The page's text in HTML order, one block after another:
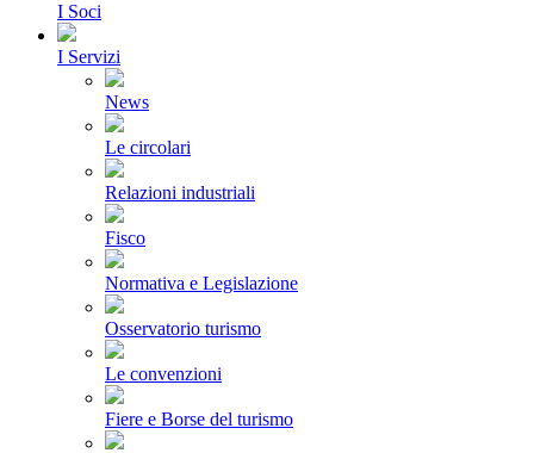
I Soci
I Servizi
News
Le circolari
Relazioni industriali
Fisco
Normativa e Legislazione
Osservatorio turismo
Le convenzioni
Fiere e Borse del turismo